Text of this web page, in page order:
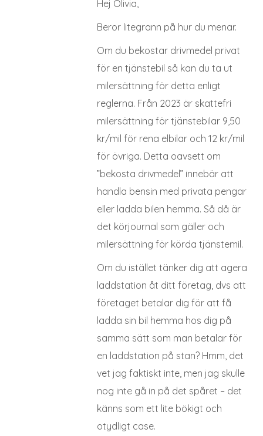
Hej Olivia,
Beror litegrann på hur du menar.
Om du bekostar drivmedel privat
för en tjänstebil så kan du ta ut
milersättning för detta enligt
reglerna. Från 2023 är skattefri
milersättning för tjänstebilar 9,50
kr/mil för rena elbilar och 12 kr/mil
för övriga. Detta oavsett om
”bekosta drivmedel” innebär att
handla bensin med privata pengar
eller ladda bilen hemma. Så då är
det körjournal som gäller och
milersättning för körda tjänstemil.
Om du istället tänker dig att agera
laddstation åt ditt företag, dvs att
företaget betalar dig för att få
ladda sin bil hemma hos dig på
samma sätt som man betalar för
en laddstation på stan? Hmm, det
vet jag faktiskt inte, men jag skulle
nog inte gå in på det spåret – det
känns som ett lite bökigt och
otydligt case.